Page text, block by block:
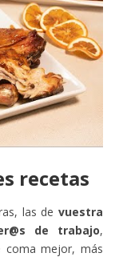
recetas
las de vuestra
de trabajo,
mejor, más